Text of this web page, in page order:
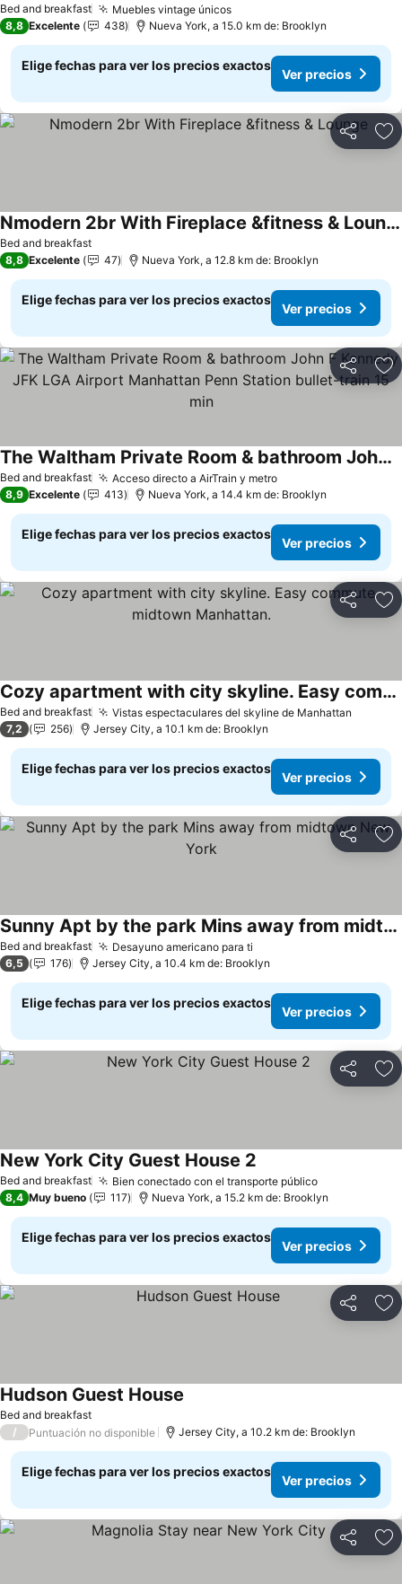
Bed and breakfast Muebles vintage únicosVer precios
8,8 Excelente 438 Nueva York, a 15.0 km de: Brooklyn
Elige fechas para ver los precios exactos
Ver precios
Compartir
Bed and breakfast
Nmodern 2br With Fireplace &fitness & Lounge
Ver precios
8,8 Excelente 47 Nueva York, a 12.8 km de: Brooklyn
Elige fechas para ver los precios exactos
Ver precios
Compartir
Bed and breakfast Acceso directo a AirTrain y metroVer precios
The Waltham Private Room & bathroom John F Kennedy JFK LGA Airport Manhattan Penn Station bullet-train 15 min
Ver precios
8,9 Excelente 413 Nueva York, a 14.4 km de: Brooklyn
Elige fechas para ver los precios exactos
Ver precios
Compartir
Bed and breakfast Vistas espectaculares del skyline de Manhattan
Cozy apartment with city skyline. Easy commute midtown Manhattan.
Ver precios
7,2 256 Jersey City, a 10.1 km de: Brooklyn
Elige fechas para ver los precios exactos
Ver precios
Compartir
Bed and breakfast Desayuno americano para ti
Sunny Apt by the park Mins away from midtown New York
Ver precios
6,5 176 Jersey City, a 10.4 km de: Brooklyn
Elige fechas para ver los precios exactos
Ver precios
Compartir
Bed and breakfast Bien conectado con el transporte públicoVer precios
New York City Guest House 2
8,4 Muy bueno 117 Nueva York, a 15.2 km de: Brooklyn
Elige fechas para ver los precios exactos
Ver precios
Compartir
Bed and breakfast
Hudson Guest House
/ Puntuación no disponible Jersey City, a 10.2 km de: Brooklyn
Elige fechas para ver los precios exactos
Ver precios
Compartir